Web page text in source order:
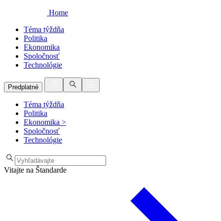
Home
Téma týždňa
Politika
Ekonomika
Spoločnosť
Technológie
Predplatné
Téma týždňa
Politika
Ekonomika >
Spoločnosť
Technológie
Vitajte na Štandarde